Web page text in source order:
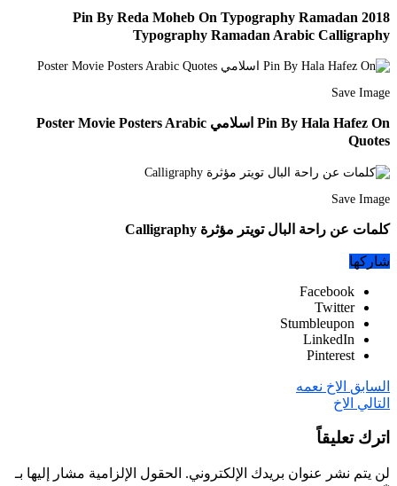
Pin By Reda Moheb On Typography Ramadan 2018
Typography Ramadan Arabic Calligraphy
Save Image
Pin By Hala Hafez On اسلامي Poster Movie Posters Arabic
Quotes
Save Image
كلمات عن راحة البال تويتر مؤثرة Calligraphy
شاركها
Facebook
Twitter
Stumbleupon
LinkedIn
Pinterest
السابق الاخ نعمه
التالي الاخ
اترك تعليقاً
لن يتم نشر عنوان بريدك الإلكتروني. الحقول الإلزامية مشار إليها بـ